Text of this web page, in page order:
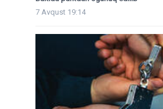
7 Avqust 19:14